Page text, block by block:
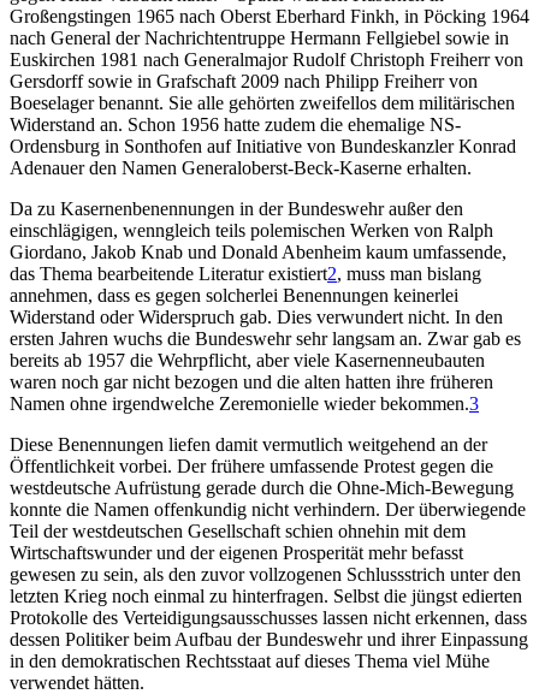
Großengstingen 1965 nach Oberst Eberhard Finkh, in Pöcking 1964
nach General der Nachrichtentruppe Hermann Fellgiebel sowie in
Euskirchen 1981 nach Generalmajor Rudolf Christoph Freiherr von
Gersdorff sowie in Grafschaft 2009 nach Philipp Freiherr von
Boeselager benannt. Sie alle gehörten zweifellos dem militärischen
Widerstand an. Schon 1956 hatte zudem die ehemalige NS-
Ordensburg in Sonthofen auf Initiative von Bundeskanzler Konrad
Adenauer den Namen Generaloberst-Beck-Kaserne erhalten.
Da zu Kasernenbenennungen in der Bundeswehr außer den
einschlägigen, wenngleich teils polemischen Werken von Ralph
Giordano, Jakob Knab und Donald Abenheim kaum umfassende,
das Thema bearbeitende Literatur existiert2, muss man bislang
annehmen, dass es gegen solcherlei Benennungen keinerlei
Widerstand oder Widerspruch gab. Dies verwundert nicht. In den
ersten Jahren wuchs die Bundeswehr sehr langsam an. Zwar gab es
bereits ab 1957 die Wehrpflicht, aber viele Kasernenneubauten
waren noch gar nicht bezogen und die alten hatten ihre früheren
Namen ohne irgendwelche Zeremonielle wieder bekommen.3
Diese Benennungen liefen damit vermutlich weitgehend an der
Öffentlichkeit vorbei. Der frühere umfassende Protest gegen die
westdeutsche Aufrüstung gerade durch die Ohne-Mich-Bewegung
konnte die Namen offenkundig nicht verhindern. Der überwiegende
Teil der westdeutschen Gesellschaft schien ohnehin mit dem
Wirtschaftswunder und der eigenen Prosperität mehr befasst
gewesen zu sein, als den zuvor vollzogenen Schlussstrich unter den
letzten Krieg noch einmal zu hinterfragen. Selbst die jüngst edierten
Protokolle des Verteidigungsausschusses lassen nicht erkennen, dass
dessen Politiker beim Aufbau der Bundeswehr und ihrer Einpassung
in den demokratischen Rechtsstaat auf dieses Thema viel Mühe
verwendet hätten.